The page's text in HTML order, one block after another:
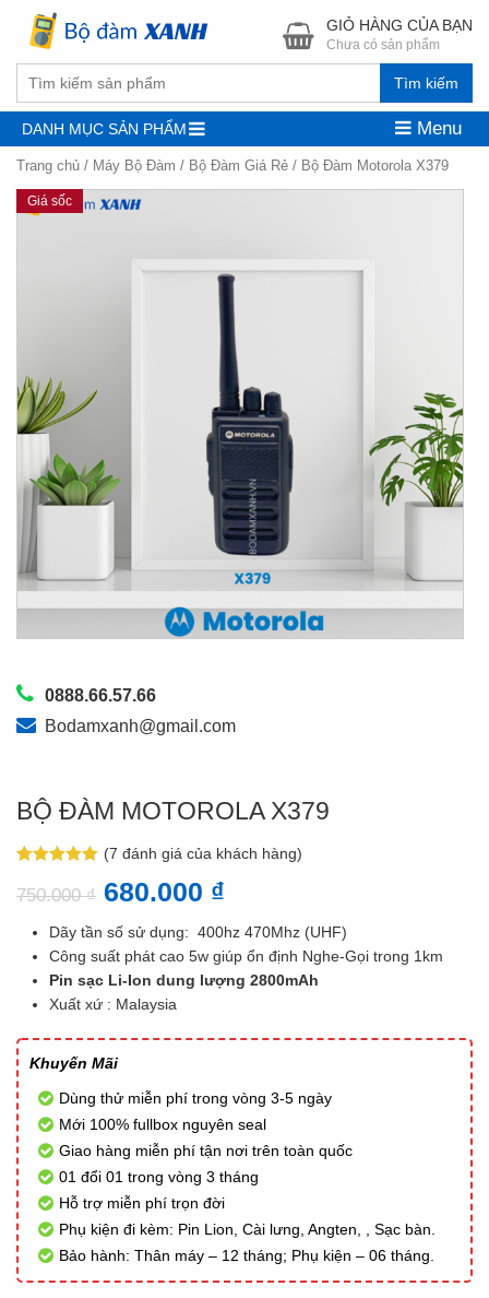
Tìm kiếm
GIỎ HÀNG CỦA BẠN
Chưa có sản phẩm
DANH MỤC SẢN PHẨM Menu
Trang chủ / Máy Bộ Đàm / Bộ Đàm Giá Rẻ / Bộ Đàm Motorola X379
Giá sốc
0888.66.57.66
Bodamxanh@gmail.com
BỘ ĐÀM MOTOROLA X379
dựa trên
đánh giá
(7 đánh giá của khách hàng)
750.000₫ 680.000 ₫
Dãy tần số sử dụng: 400hz 470Mhz (UHF)
Công suất phát cao 5w giúp ổn định Nghe-Gọi trong 1km
Pin sạc Li-Ion dung lượng 2800mAh
Xuất xứ : Malaysia
Khuyến Mãi
Dùng thử miễn phí trong vòng 3-5 ngày
Mới 100% fullbox nguyên seal
Giao hàng miễn phí tận nơi trên toàn quốc
01 đổi 01 trong vòng 3 tháng
Hỗ trợ miễn phí trọn đời
Phụ kiện đi kèm: Pin Lion, Cài lưng, Angten, , Sạc bàn.
Bảo hành: Thân máy – 12 tháng; Phụ kiện – 06 tháng.